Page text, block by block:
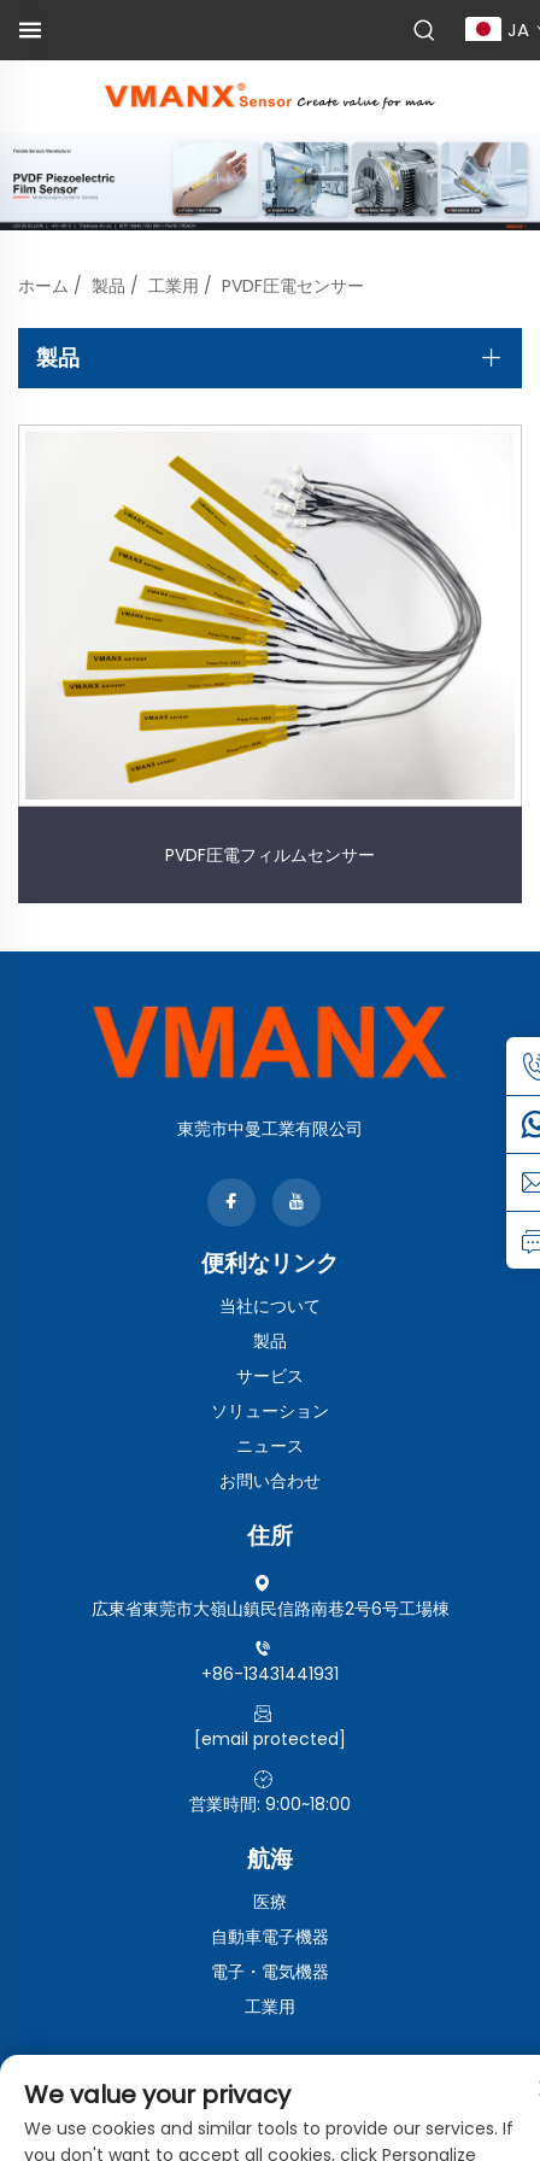
JA
ホーム / 製品 / 工業用 / PVDF圧電センサー
製品
PVDF圧電フィルムセンサー
東莞市中曼工業有限公司
便利なリンク
当社について
製品
サービス
ソリューション
ニュース
お問い合わせ
住所
広東省東莞市大嶺山鎮民信路南巷2号6号工場棟
+86-13431441931
[email protected]
営業時間: 9:00~18:00
航海
医療
自動車電子機器
電子・電気機器
工業用
Copyright © 東莞市中曼工業有限公司。全著作権所有。 -
バシーポリシー
We value your privacy
We use cookies and similar tools to provide our services. If
you don't want to accept all cookies, click Personalize